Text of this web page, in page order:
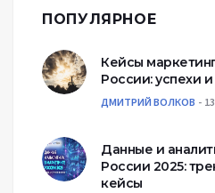
ПОПУЛЯРНОЕ
Кейсы
России: успехи
ДМИТРИЙ ВОЛКОВ
Данные и
России 2025:
кейсы